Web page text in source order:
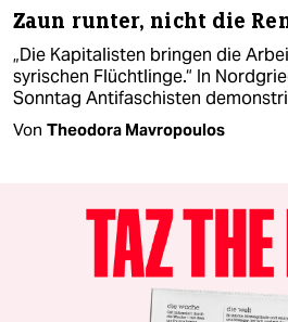
Zaun runter, nicht die
„Die Kapitalisten bringen die
syrischen Flüchtlinge.“ In
Sonntag Antifaschisten
Von Theodora Mavropoulos